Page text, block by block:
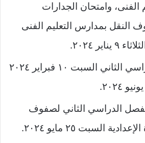
الفنى، وامتحان الجدارات
النقل بمدارس التعليم الفنى
٢٠٢٤.
بدء الفصل الدراسي الثاني السبت ١٠ فبراير ٢٠٢٤
الدراسي الثاني لصفوف
السبت ٢٥ مايو ٢٠٢٤.